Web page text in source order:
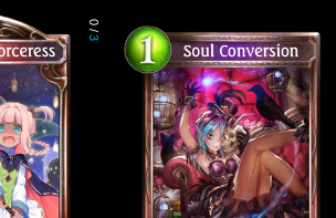
0
/
3